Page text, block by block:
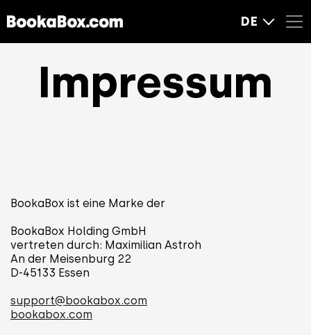
DE
Impressum
BookaBox ist eine Marke der
BookaBox Holding GmbH
vertreten durch: Maximilian Astroh
An der Meisenburg 22
D-45133 Essen
support@bookabox.com
bookabox.com